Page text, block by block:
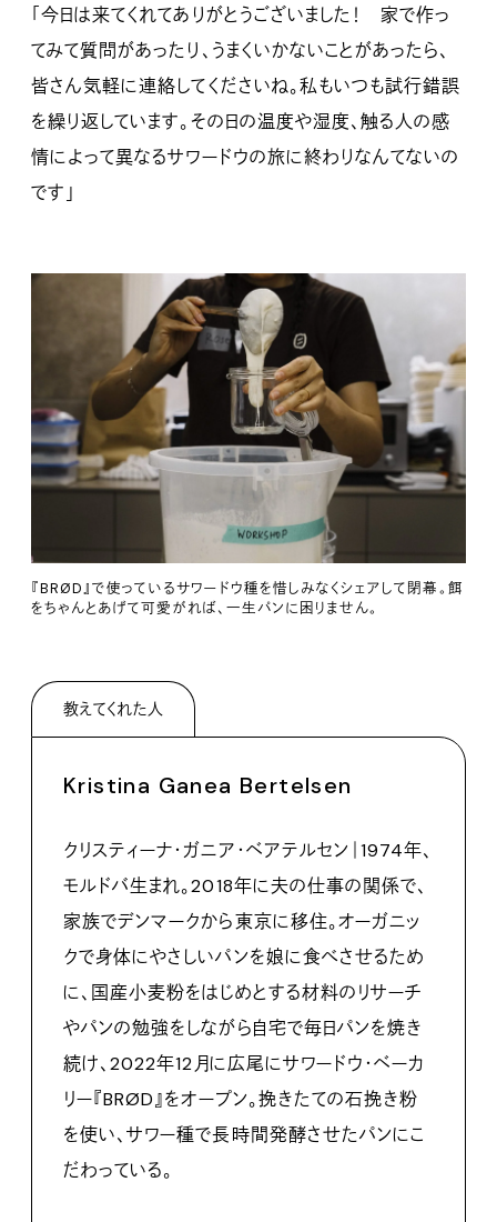
「今日は来てくれてありがとうございました！ 家で作っ
てみて質問があったり、うまくいかないことがあったら、
皆さん気軽に連絡してくださいね。私もいつも試行錯誤
を繰り返しています。その日の温度や湿度、触る人の感
情によって異なるサワードウの旅に終わりなんてないの
です」
『BRØD』で使っているサワードウ種を惜しみなくシェアして閉幕。餌
をちゃんとあげて可愛がれば、一生パンに困りません。
教えてくれた人
Kristina Ganea Bertelsen
クリスティーナ・ガニア・ベアテルセン｜1974年、
モルドバ生まれ。2018年に夫の仕事の関係で、
家族でデンマークから東京に移住。オーガニッ
クで身体にやさしいパンを娘に食べさせるため
に、国産小麦粉をはじめとする材料のリサーチ
やパンの勉強をしながら自宅で毎日パンを焼き
続け、2022年12月に広尾にサワードウ・ベーカ
リー『BRØD』をオープン。挽きたての石挽き粉
を使い、サワー種で長時間発酵させたパンにこ
だわっている。